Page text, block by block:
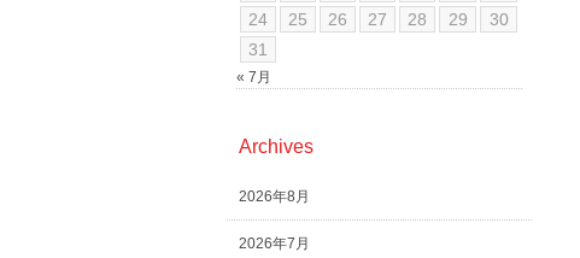
24
25 26 27 28 29
30
31
« 7月
Archives
2026年8月
2026年7月